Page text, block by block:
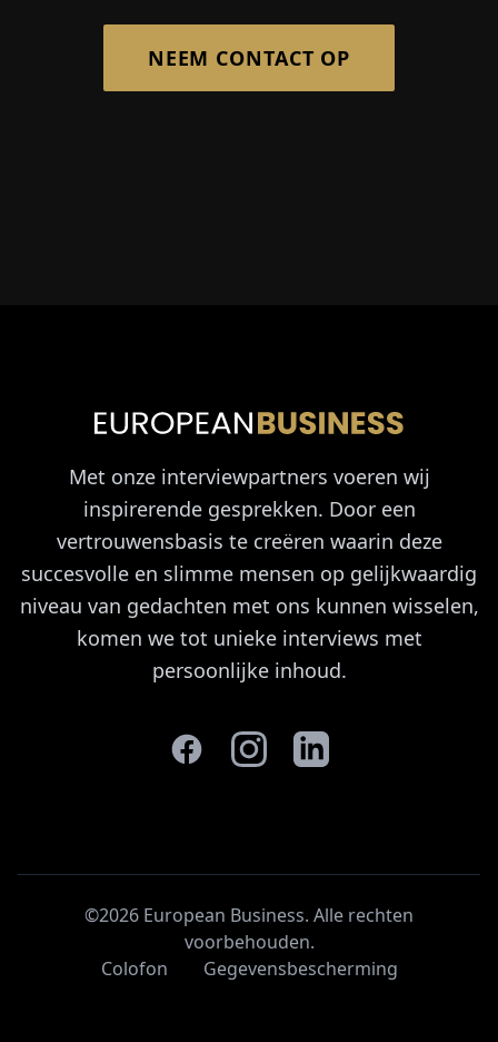
NEEM CONTACT OP
Met onze interviewpartners voeren wij
inspirerende gesprekken. Door een
vertrouwensbasis te creëren waarin deze
succesvolle en slimme mensen op gelijkwaardig
niveau van gedachten met ons kunnen wisselen,
komen we tot unieke interviews met
persoonlijke inhoud.
©2026 European Business. Alle rechten
voorbehouden.
Colofon
Gegevensbescherming